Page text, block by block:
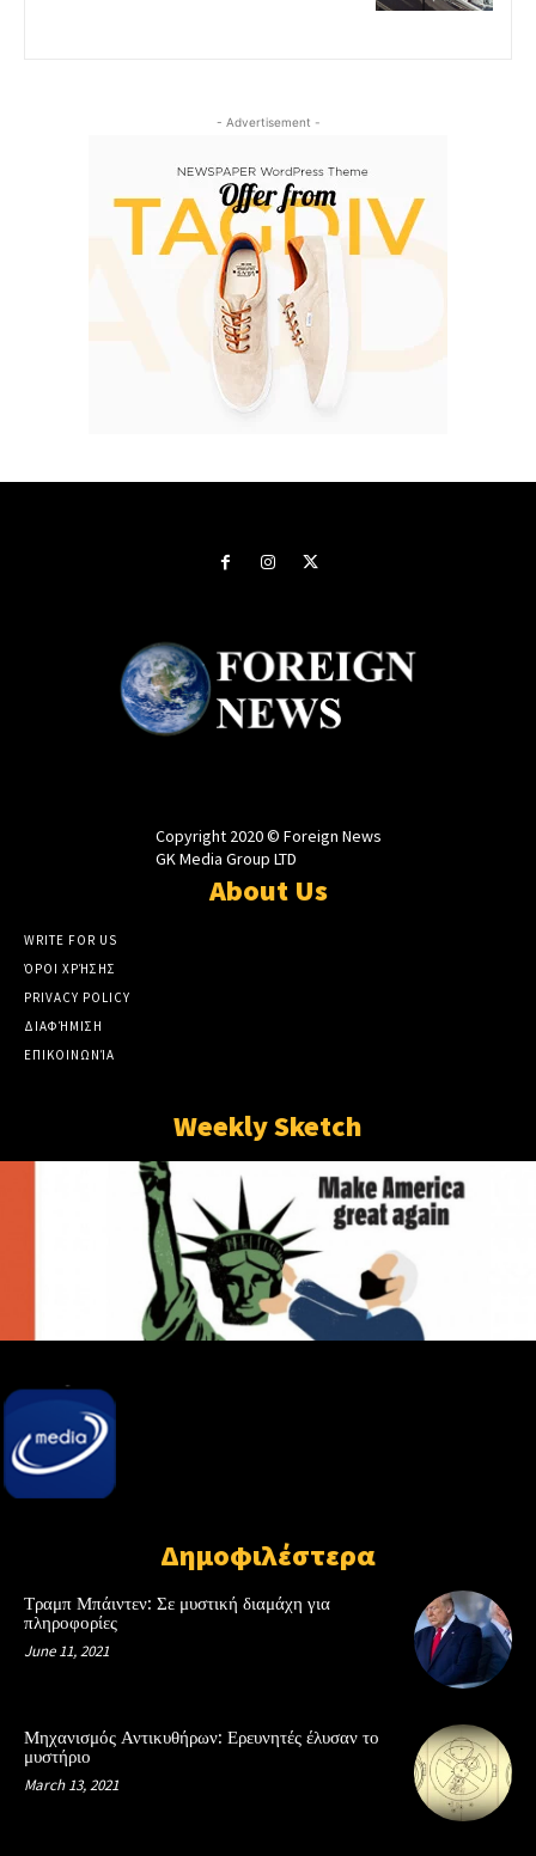
- Advertisement -
Copyright 2020 © Foreign News
GK Media Group LTD
About Us
WRITE FOR US
ΌΡΟΙ ΧΡΉΣΗΣ
PRIVACY POLICY
ΔΙΑΦΉΜΙΣΗ
ΕΠΙΚΟΙΝΩΝΊΑ
Weekly Sketch
Δημοφιλέστερα
Τραμπ Μπάιντεν: Σε μυστική διαμάχη για
πληροφορίες
June 11, 2021
Μηχανισμός Αντικυθήρων: Ερευνητές έλυσαν το
μυστήριο
March 13, 2021